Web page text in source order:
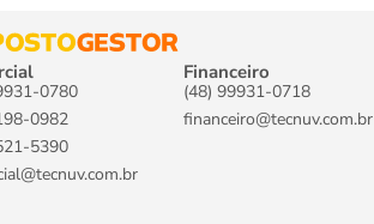
0780
0982
5390
Financeiro
(48) 99931-0718
financeiro@tecnuv.com.br